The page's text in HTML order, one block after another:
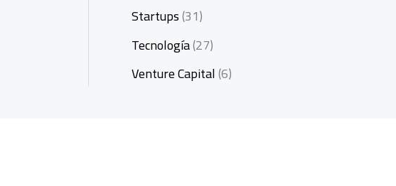
Startups(31)
Tecnología(27)
Venture Capital(6)